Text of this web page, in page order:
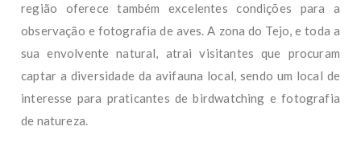
região oferece também excelentes condições para a
observação e fotografia de aves. A zona do Tejo, e toda a
sua envolvente natural, atrai visitantes que procuram
captar a diversidade da avifauna local, sendo um local de
interesse para praticantes de birdwatching e fotografia
de natureza.